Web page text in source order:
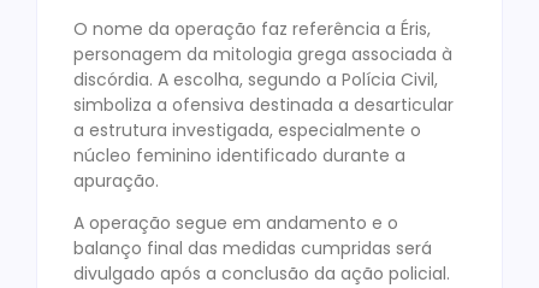
O nome da operação faz referência a Éris,
personagem da mitologia grega associada à
discórdia. A escolha, segundo a Polícia Civil,
simboliza a ofensiva destinada a desarticular
a estrutura investigada, especialmente o
núcleo feminino identificado durante a
apuração.
A operação segue em andamento e o
balanço final das medidas cumpridas será
divulgado após a conclusão da ação policial.